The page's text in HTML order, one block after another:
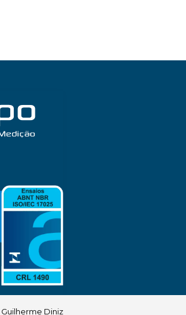
Guilherme Diniz